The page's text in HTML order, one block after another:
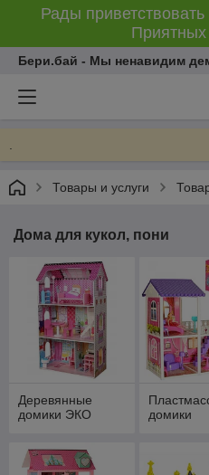
Рады
Приятных
Бери.бай - Мы ненавидим
Товары и услуги
Дома для кукол, пони
Деревянные
домики ЭКО
домики